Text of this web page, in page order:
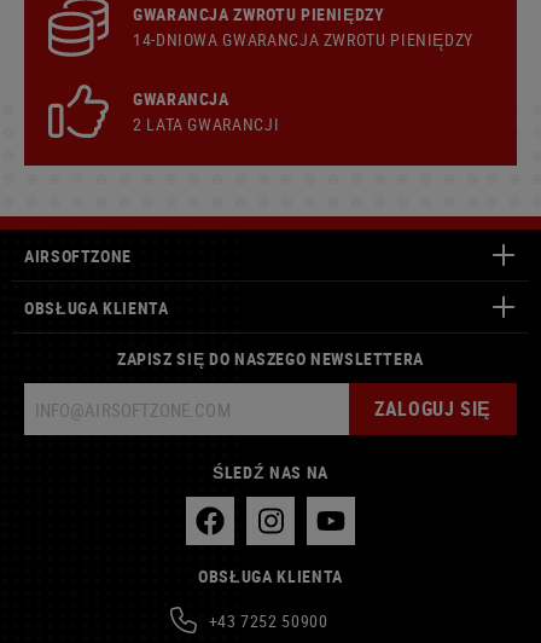
GWARANCJA ZWROTU PIENIĘDZY
14-DNIOWA GWARANCJA ZWROTU PIENIĘDZY
GWARANCJA
2 LATA GWARANCJI
AIRSOFTZONE
OBSŁUGA KLIENTA
ZAPISZ SIĘ DO NASZEGO NEWSLETTERA
ZALOGUJ SIĘ
ŚLEDŹ NAS NA
OBSŁUGA KLIENTA
+43 7252 50900